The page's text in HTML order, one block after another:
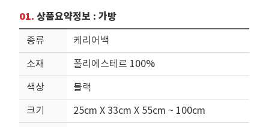
01. 상품요약정보 : 가방
종류 케리어백
소재 폴리에스테르 100%
색상 블랙
크기 25cm X 33cm X 55cm ~ 100cm